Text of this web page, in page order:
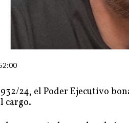
24, el Poder Ejecutivo
cargo.